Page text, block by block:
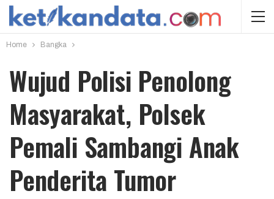
Home Bangka
Wujud Polisi Penolong
Masyarakat, Polsek
Pemali Sambangi Anak
Penderita Tumor